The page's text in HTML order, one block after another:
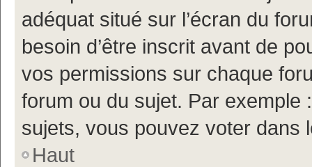
adéquat situé sur l’écran du
besoin d’être inscrit avant de
vos permissions sur chaque
forum ou du sujet. Par
sujets, vous pouvez voter dans
Haut